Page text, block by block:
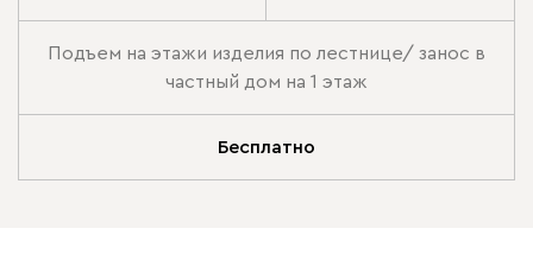
Подъем на этажи изделия по лестнице/ занос в
частный дом на 1 этаж
Бесплатно